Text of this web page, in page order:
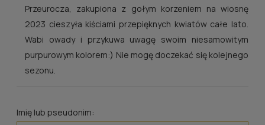
Przeurocza, zakupiona z gołym korzeniem na wiosnę
2023 cieszyła kiściami przepięknych kwiatów całe lato.
Wabi owady i przykuwa uwagę swoim niesamowitym
purpurowym kolorem:) Nie mogę doczekać się kolejnego
sezonu.
Imię lub pseudonim: